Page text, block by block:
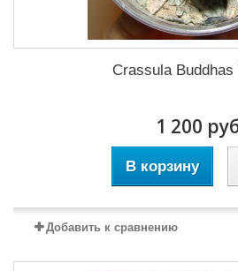
Crassula Buddhas
1 200
В корзину
Добавить к сравнению